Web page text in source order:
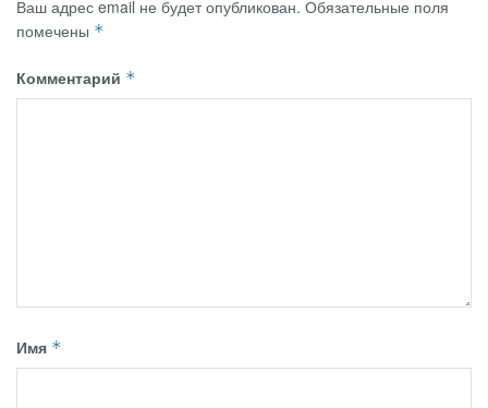
Ваш адрес email не будет опубликован. Обязательные поля
помечены *
Комментарий *
Имя *